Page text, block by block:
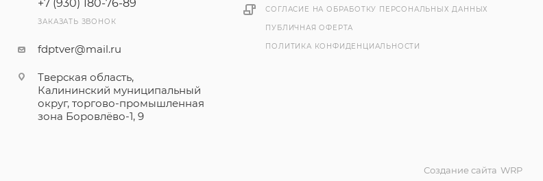
+7 (930) 180-76-89
ЗАКАЗАТЬ ЗВОНОК
fdptver@mail.ru
Тверская область,
Калининский муниципальный
округ, торгово-промышленная
зона Боровлёво-1, 9
СОГЛАСИЕ НА ОБРАБОТКУ ПЕРСОНАЛЬНЫХ ДАННЫХ
ПУБЛИЧНАЯ ОФЕРТА
ПОЛИТИКА КОНФИДЕНЦИАЛЬНОСТИ
Создание сайта WRP